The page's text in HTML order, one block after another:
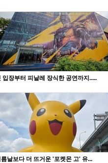
입장부터 피날레 장식한 공연까지.....
날보다 더 뜨거운 '포켓몬 고' 유...